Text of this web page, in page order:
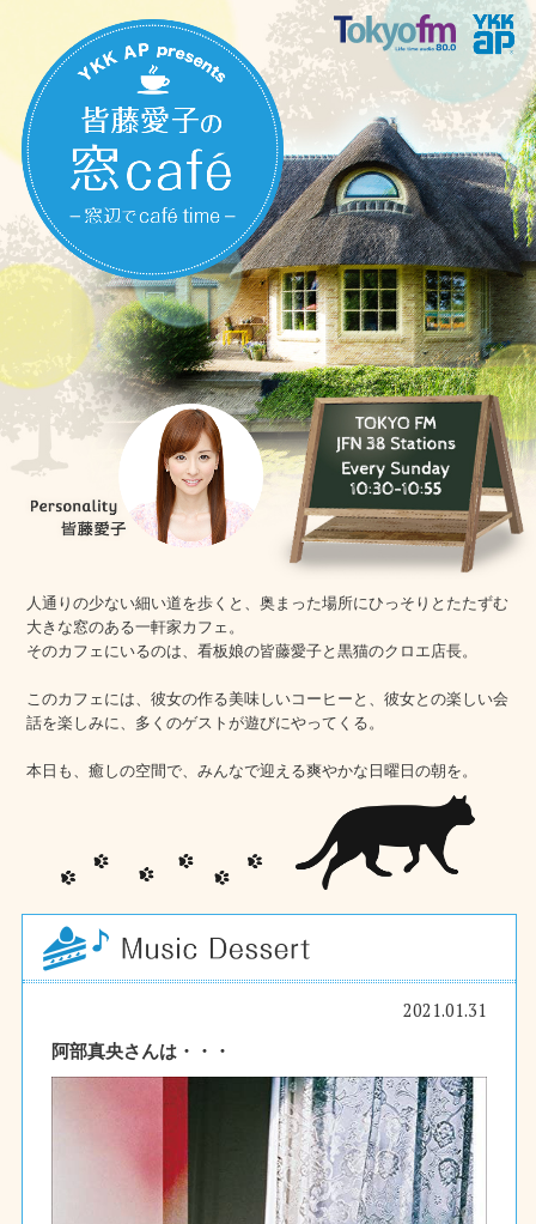
人通りの少ない細い道を歩くと、奥まった場所にひっそりとたたずむ
大きな窓のある一軒家カフェ。
そのカフェにいるのは、看板娘の皆藤愛子と黒猫のクロエ店長。
このカフェには、彼女の作る美味しいコーヒーと、彼女との楽しい会
話を楽しみに、多くのゲストが遊びにやってくる。
本日も、癒しの空間で、みんなで迎える爽やかな日曜日の朝を。
2021.01.31
阿部真央さんは・・・